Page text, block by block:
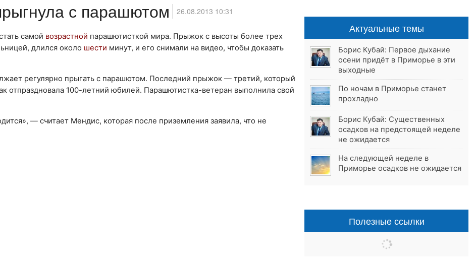
с парашютом 26.08.2013 10:31
самой возрастной парашютисткой мира. Прыжок с высоты более трех
длился около шести минут, и его снимали на видео, чтобы доказать
регулярно прыгать с парашютом. Последний прыжок — третий, который
отпраздновала 100-летний юбилей. Парашютистка-ветеран выполнила свой
— считает Мендис, которая после приземления заявила, что не
Актуальные темы
Борис Кубай: Первое дыхание
осени придёт в Приморье в эти
выходные
По ночам в Приморье станет
прохладно
Борис Кубай: Существенных
осадков на предстоящей неделе
не ожидается
На следующей неделе в
Приморье осадков не ожидается
Полезные ссылки